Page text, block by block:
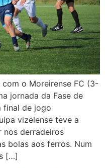
o Moreirense FC (3-
jornada da Fase de
final de jogo
vizelense teve a
nos derradeiros
bolas aos ferros. Num
[…]